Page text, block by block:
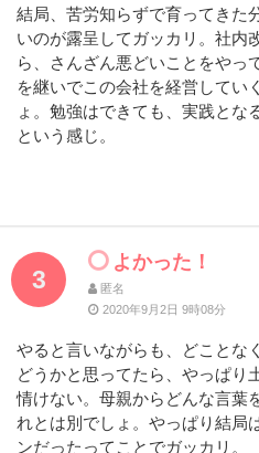
結局、苦労知らずで育ってきた
いのが露呈してガッカリ。社内
ら、さんざん悪どいことをやっ
を継いでこの会社を経営してい
ょ。勉強はできても、実践とな
という感じ。
3
よかった！
匿名
2020年9月2日 9時08分
やると言いながらも、どことな
どうかと思ってたら、やっぱり
情けない。母親からどんな言葉
れとは別でしょ。やっぱり結局
ンだったってことでガッカリ。